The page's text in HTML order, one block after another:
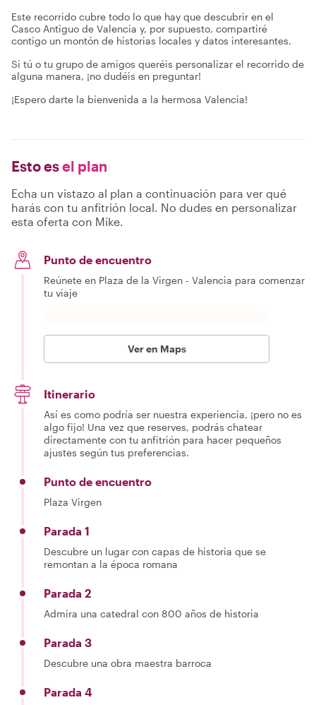
Este recorrido cubre todo lo que hay que descubrir en el
Casco Antiguo de Valencia y, por supuesto, compartiré
contigo un montón de historias locales y datos interesantes.
Si tú o tu grupo de amigos queréis personalizar el recorrido de
alguna manera, ¡no dudéis en preguntar!
¡Espero darte la bienvenida a la hermosa Valencia!
Esto esel plan
Echa un vistazo al plan a continuación para ver qué
harás con tu anfitrión local. No dudes en personalizar
esta oferta con Mike.
Punto de encuentro
Reúnete en Plaza de la Virgen - Valencia para comenzar
tu viaje
Ver en Maps
Itinerario
Así es como podría ser nuestra experiencia, ¡pero no es
algo fijo! Una vez que reserves, podrás chatear
directamente con tu anfitrión para hacer pequeños
ajustes según tus preferencias.
Punto de encuentro
Plaza Virgen
Parada 1
Descubre un lugar con capas de historia que se
remontan a la época romana
Parada 2
Admira una catedral con 800 años de historia
Parada 3
Descubre una obra maestra barroca
Parada 4